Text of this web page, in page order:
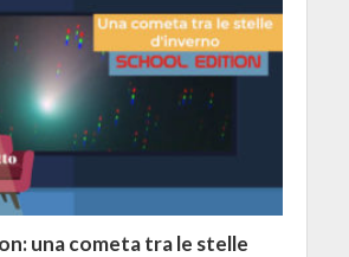
una cometa tra le stelle